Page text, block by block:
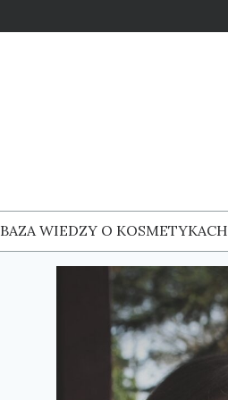
BAZA WIEDZY O KOSMETYKACH